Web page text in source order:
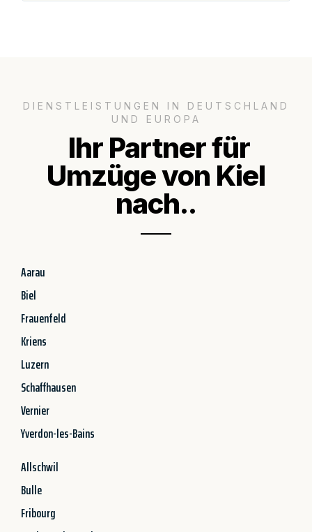
DIENSTLEISTUNGEN IN DEUTSCHLAND
UND EUROPA
Ihr Partner für
Umzüge von Kiel
nach..
Aarau
Biel
Frauenfeld
Kriens
Luzern
Schaffhausen
Vernier
Yverdon-les-Bains
Allschwil
Bulle
Fribourg